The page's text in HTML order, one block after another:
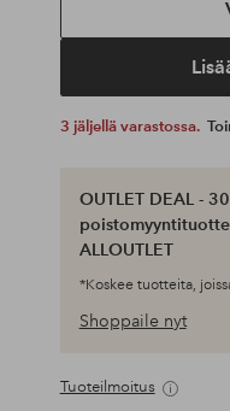
3 jäljellä varastossa.
OUTLET DEAL -
ALLOUTLET
*Koskee tuotteita,
Shoppaile nyt
Tuoteilmoitus